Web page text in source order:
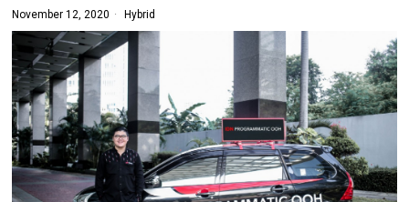
November 12, 2020 Hybrid